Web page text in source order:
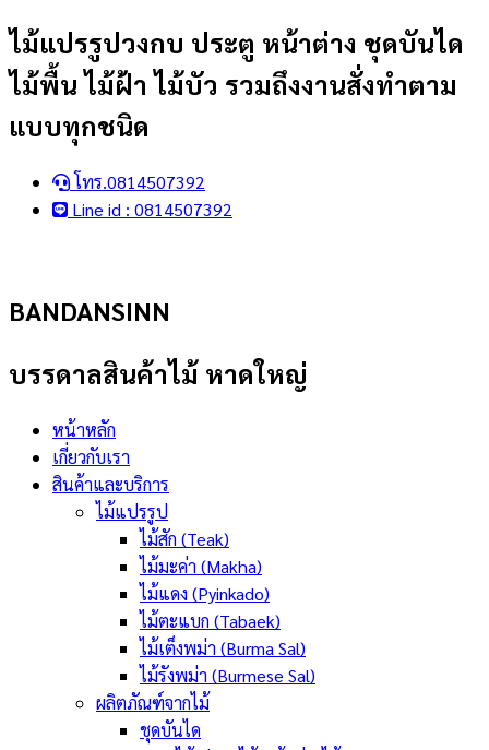
Skip
content
ไม้แปรรูปวงกบ ประตู หน้าต่าง ชุดบันได
ไม้พื้น ไม้ฝ้า ไม้บัว รวมถึงงานสั่งทำตาม
แบบทุกชนิด
โทร.0814507392
Line id : 0814507392
BANDANSINN
บรรดาลสินค้าไม้ หาดใหญ่
หน้าหลัก
เกี่ยวกับเรา
สินค้าและบริการ
ไม้แปรรูป
ไม้สัก (Teak)
ไม้มะค่า (Makha)
ไม้แดง (Pyinkado)
ไม้ตะแบก (Tabaek)
ไม้เต็งพม่า (Burma Sal)
ไม้รังพม่า (Burmese Sal)
ผลิตภัณฑ์จากไม้
ชุดบันได